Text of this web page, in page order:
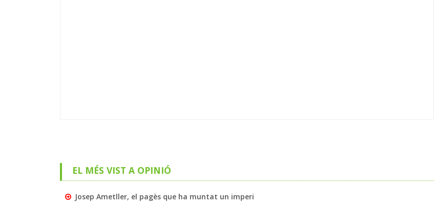
EL MÉS VIST A OPINIÓ
Josep Ametller, el pagès que ha muntat un imperi